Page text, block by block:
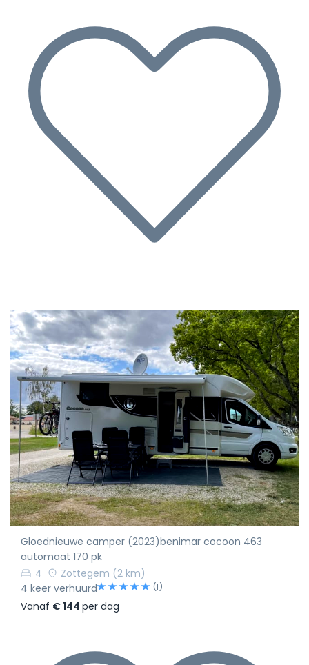
Gloednieuwe camper (2023)benimar cocoon 463
automaat 170 pk
4
Zottegem (2 km)
4 keer verhuurd
(1)
Vanaf € 144 per dag